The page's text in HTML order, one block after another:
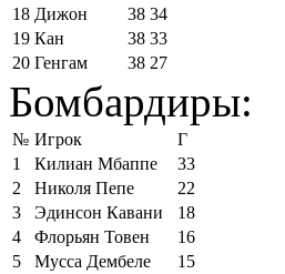
18 Дижон 38 34
19 Кан 38 33
20 Генгам 38 27
Бомбардиры:
№ Игрок
Г
1
Килиан Мбаппе
33
2
Николя Пепе
22
3
Эдинсон Кавани
18
4
Флорьян Товен
16
5
Мусса Дембеле
15